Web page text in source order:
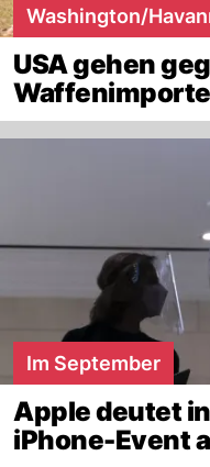
Washington/
USA gehen
Im September
Apple deutet
iPhone-Event